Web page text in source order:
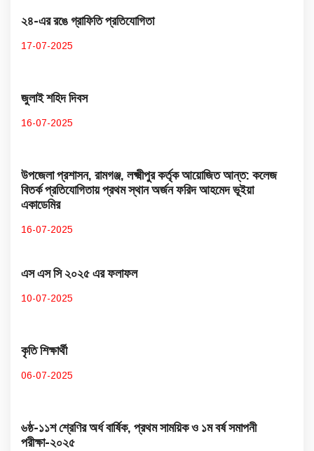
২৪-এর রঙে গ্রাফিতি প্রতিযোগিতা
17-07-2025
জুলাই শহিদ দিবস
16-07-2025
উপজেলা প্রশাসন, রামগঞ্জ, লক্ষ্মীপুর কর্তৃক আয়োজিত আন্ত: কলেজ
বিতর্ক প্রতিযোগিতায় প্রথম স্থান অর্জন ফরিদ আহমেদ ভূইয়া
একাডেমির
16-07-2025
এস এস সি ২০২৫ এর ফলাফল
10-07-2025
কৃতি শিক্ষার্থী
06-07-2025
৬ষ্ঠ-১১শ শ্রেণির অর্ধ বার্ষিক, প্রথম সাময়িক ও ১ম বর্ষ সমাপনী
পরীক্ষা-২০২৫